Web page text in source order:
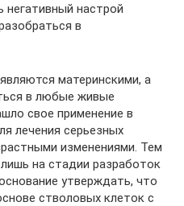
негативный настрой
в
материнскими, а
в любые живые
свое применение в
лечения серьезных
изменениями. Тем
на стадии разработок
утверждать, что
стволовых клеток с